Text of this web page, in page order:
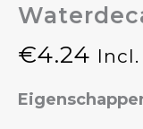
€4.24